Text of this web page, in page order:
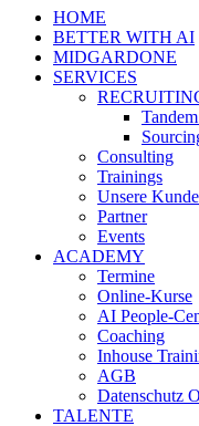
HOME
BETTER WITH AI
MIDGARDONE
SERVICES
Consulting
Trainings
Unsere
Partner
Events
ACADEMY
Termine
Online-Kurse
AI People-
Coaching
Inhouse
AGB
Datenschutz
TALENTE